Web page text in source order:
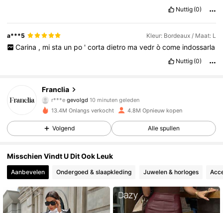
Nuttig (0)
a***5 Kleur: Bordeaux / Maat: L
Carina , mi sta un po ' corta dietro ma vedr ò come indossarla
Nuttig (0)
Franclia
M***Ris aan het browsen
4.72
1.6M Volgers
4.72 1.6M Volgers
4.72 1.6M Volgers
13.4M Onlangs verkocht 4.8M Opnieuw kopen
Volgend Alle spullen
Misschien Vindt U Dit Ook Leuk
Aanbevelen Ondergoed & slaapkleding Juwelen & horloges